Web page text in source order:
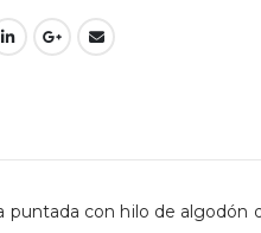
con hilo de